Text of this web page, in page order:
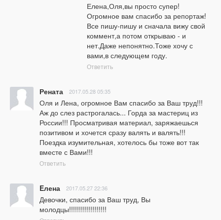
Елена,Оля,вы просто супер!
Огромное вам спасибо за репортаж!
Все пишу-пишу и сначала вижу свой
коммент,а потом открываю - и
нет.Даже непонятно.Тоже хочу с
вами,в следующем году.
Ответить
Рената 2017.05.28 05:35
Оля и Лена, огромное Вам спасибо за Ваш труд!!!
Аж до слез растрогалась... Горда за мастериц из
России!!! Просматривая материал, заряжаешься
позитивом и хочется сразу валять и валять!!!
Поездка изумительная, хотелось бы тоже вот так
вместе с Вами!!!
Ответить
Eлена 2017.05.27 22:36
Девочки, спасибо за Ваш труд, Вы
молодцы!!!!!!!!!!!!!!!!!!!